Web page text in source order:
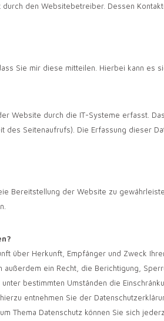
den Websitebetreiber. Dessen
Sie mir diese mitteilen. Hierbei kann es
Website durch die IT-Systeme erfasst.
des Seitenaufrufs). Die Erfassung dieser
Bereitstellung der Website zu
über Herkunft, Empfänger und Zweck
ein Recht, die Berichtigung,
bestimmten Umständen die
entnehmen Sie der
Thema Datenschutz können Sie sich